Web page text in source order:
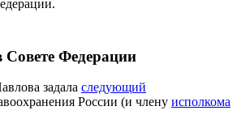
Федерации
задала следующий
России (и члену исполкома